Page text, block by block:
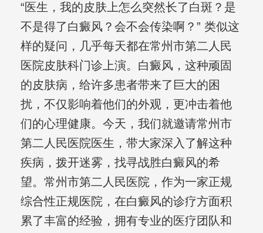
验。
“医生，我的皮肤上怎么突然长了白斑？是
不是得了白癜风？会不会传染啊？” 类似这
样的疑问，几乎每天都在常州市第二人民
医院皮肤科门诊上演。白癜风，这种顽固
的皮肤病，给许多患者带来了巨大的困
扰，不仅影响着他们的外观，更冲击着他
们的心理健康。今天，我们就邀请常州市
第二人民医院医生，带大家深入了解这种
疾病，拨开迷雾，找寻战胜白癜风的希
望。常州市第二人民医院，作为一家正规
综合性正规医院，在白癜风的诊疗方面积
累了丰富的经验，拥有专业的医疗团队和